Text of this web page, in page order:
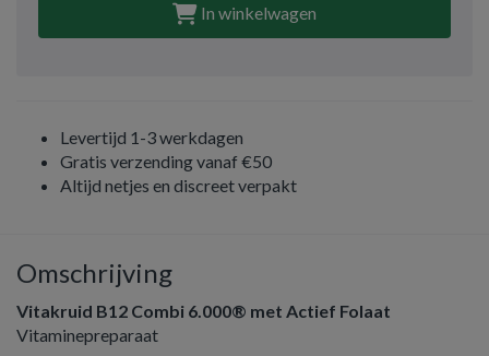
In winkelwagen
Levertijd 1-3 werkdagen
Gratis verzending vanaf €50
Altijd netjes en discreet verpakt
Omschrijving
Vitakruid B12 Combi 6.000® met Actief Folaat
Vitaminepreparaat